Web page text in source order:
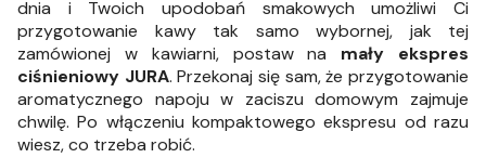
dnia i Twoich upodobań smakowych umożliwi Ci
przygotowanie kawy tak samo wybornej, jak tej
zamówionej w kawiarni, postaw na mały ekspres
ciśnieniowy JURA. Przekonaj się sam, że przygotowanie
aromatycznego napoju w zaciszu domowym zajmuje
chwilę. Po włączeniu kompaktowego ekspresu od razu
wiesz, co trzeba robić.